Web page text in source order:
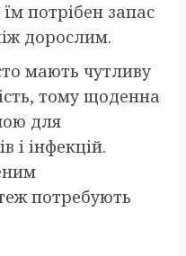
потрібен запас
дорослим.
мають чутливу
тому щоденна
для
і інфекцій.
потребують